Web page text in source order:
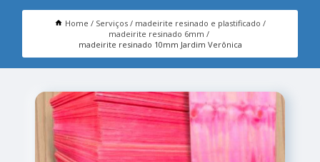
Home Serviços
madeirite resinado e plastificado
madeirite resinado 6mm
madeirite resinado 10mm Jardim Verônica